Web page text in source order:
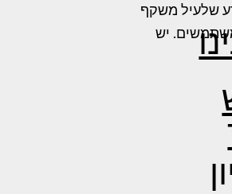
שלעיל משקף
יש